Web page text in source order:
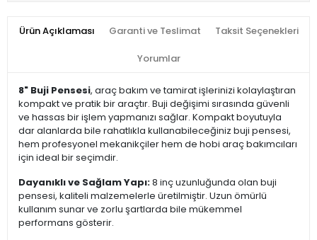
Ürün Açıklaması Garanti ve Teslimat Taksit Seçenekleri
Yorumlar
8" Buji Pensesi, araç bakım ve tamirat işlerinizi kolaylaştıran
kompakt ve pratik bir araçtır. Buji değişimi sırasında güvenli
ve hassas bir işlem yapmanızı sağlar. Kompakt boyutuyla
dar alanlarda bile rahatlıkla kullanabileceğiniz buji pensesi,
hem profesyonel mekanikçiler hem de hobi araç bakımcıları
için ideal bir seçimdir.
Dayanıklı ve Sağlam Yapı:8 inç uzunluğunda olan buji
pensesi, kaliteli malzemelerle üretilmiştir. Uzun ömürlü
kullanım sunar ve zorlu şartlarda bile mükemmel
performans gösterir.